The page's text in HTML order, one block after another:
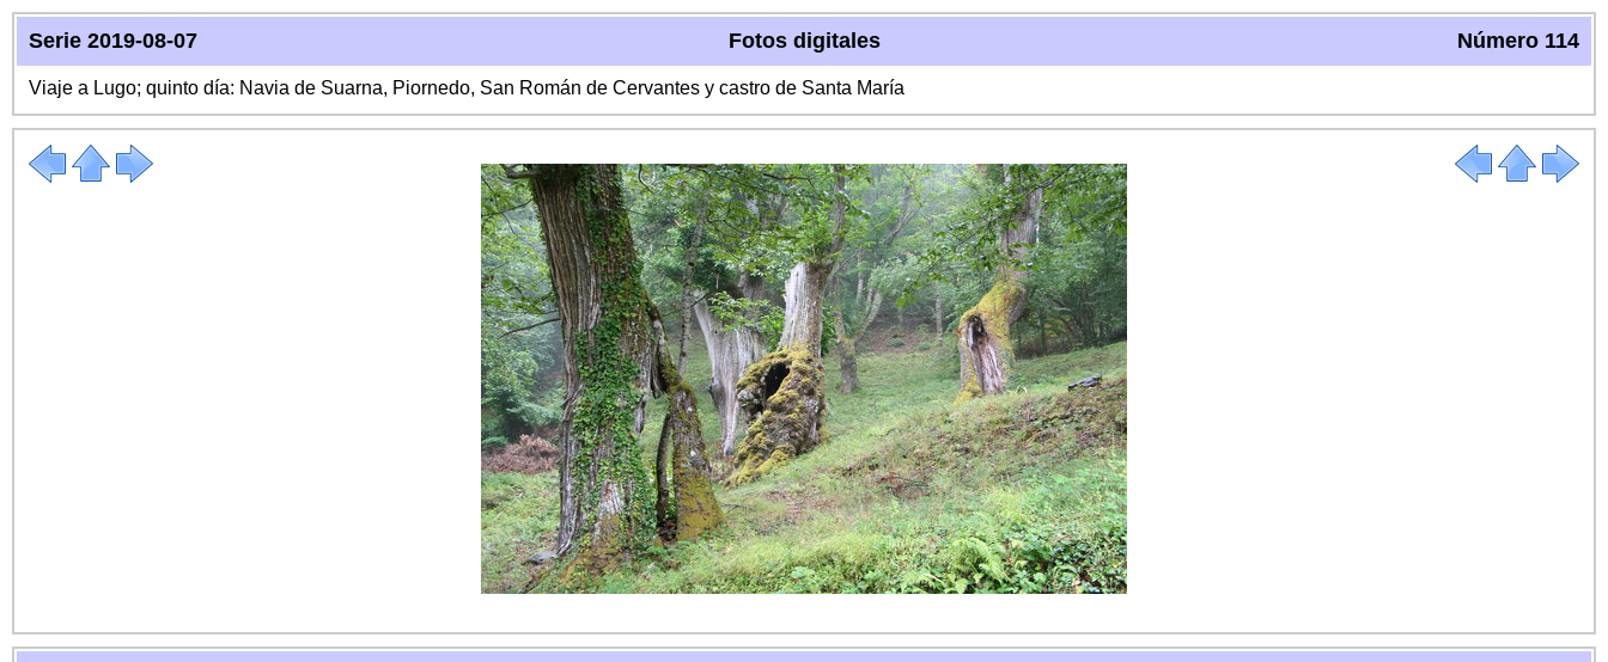
Serie 2019-08-07 Número 114
Fotos digitales
Viaje a Lugo; quinto día: Navia de Suarna, Piornedo, San Román de Cervantes y castro de Santa María